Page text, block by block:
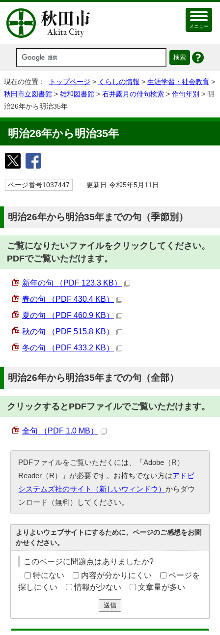
メニュー
現在の位置： トップページ > くらしの情報 > 生涯学習・社会教育 >
秋田市立図書館 > 雄和図書館 > 石井露月の俳句検索 > 作句年別 > 明
治26年から明治35年
明治26年から明治35年
ページ番号1037447 更新日 令和5年5月11日
明治26年から明治35年までの句（季節別）
ご覧になりたいファイルをクリックしてください。
PDFでご覧いただけます。
新年の句 （PDF 123.3 KB）
春の句 （PDF 430.4 KB）
夏の句 （PDF 460.9 KB）
秋の句 （PDF 515.8 KB）
冬の句 （PDF 433.2 KB）
明治26年から明治35年までの句（全部）
クリックするとPDFファイルでご覧いただけます。
全句 （PDF 1.0 MB）
PDFファイルをご覧いただくには、「Adobe（R）
Reader（R）」が必要です。お持ちでない方はアドビ
システムズ社のサイト（新しいウィンドウ）からダウ
ンロード（無料）してください。
よりよいウェブサイトにするために、ページのご感想をお聞
かせください。
このページに問題点はありましたか?
特にない
内容が分かりにくい
ページを
探しにくい
情報が少ない 文章量が多い
送信